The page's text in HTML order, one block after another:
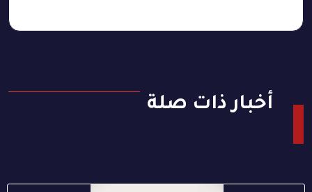
أخبار ذات صلة